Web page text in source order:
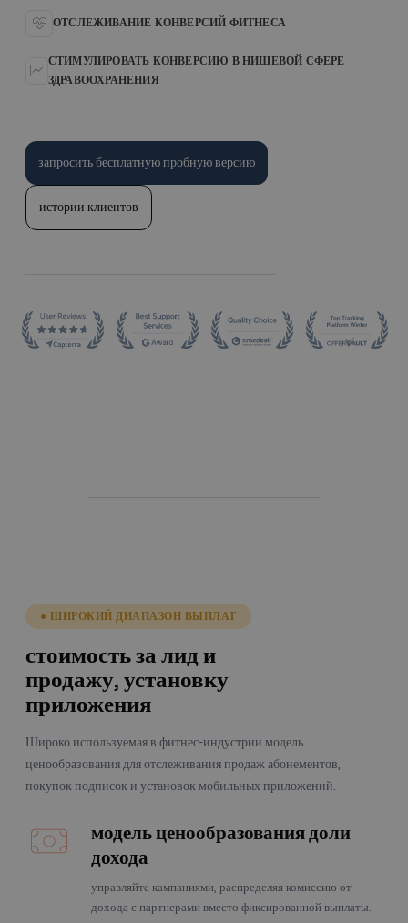
ОТСЛЕЖИВАНИЕ КОНВЕРСИЙ ФИТНЕСА
СТИМУЛИРОВАТЬ КОНВЕРСИЮ В НИШЕВОЙ СФЕРЕ
ЗДРАВООХРАНЕНИЯ
запросить бесплатную пробную версию
истории клиентов
● ШИРОКИЙ ДИАПАЗОН ВЫПЛАТ
стоимость за лид и
продажу, установку
приложения
Широко используемая в фитнес-индустрии модель
ценообразования для отслеживания продаж абонементов,
покупок подписок и установок мобильных приложений.
модель ценообразования доли
дохода
управляйте кампаниями, распределяя комиссию от
дохода с партнерами вместо фиксированной выплаты.